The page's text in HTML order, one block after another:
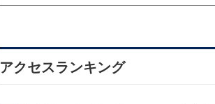
アクセスランキング